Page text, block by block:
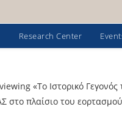
Research Center